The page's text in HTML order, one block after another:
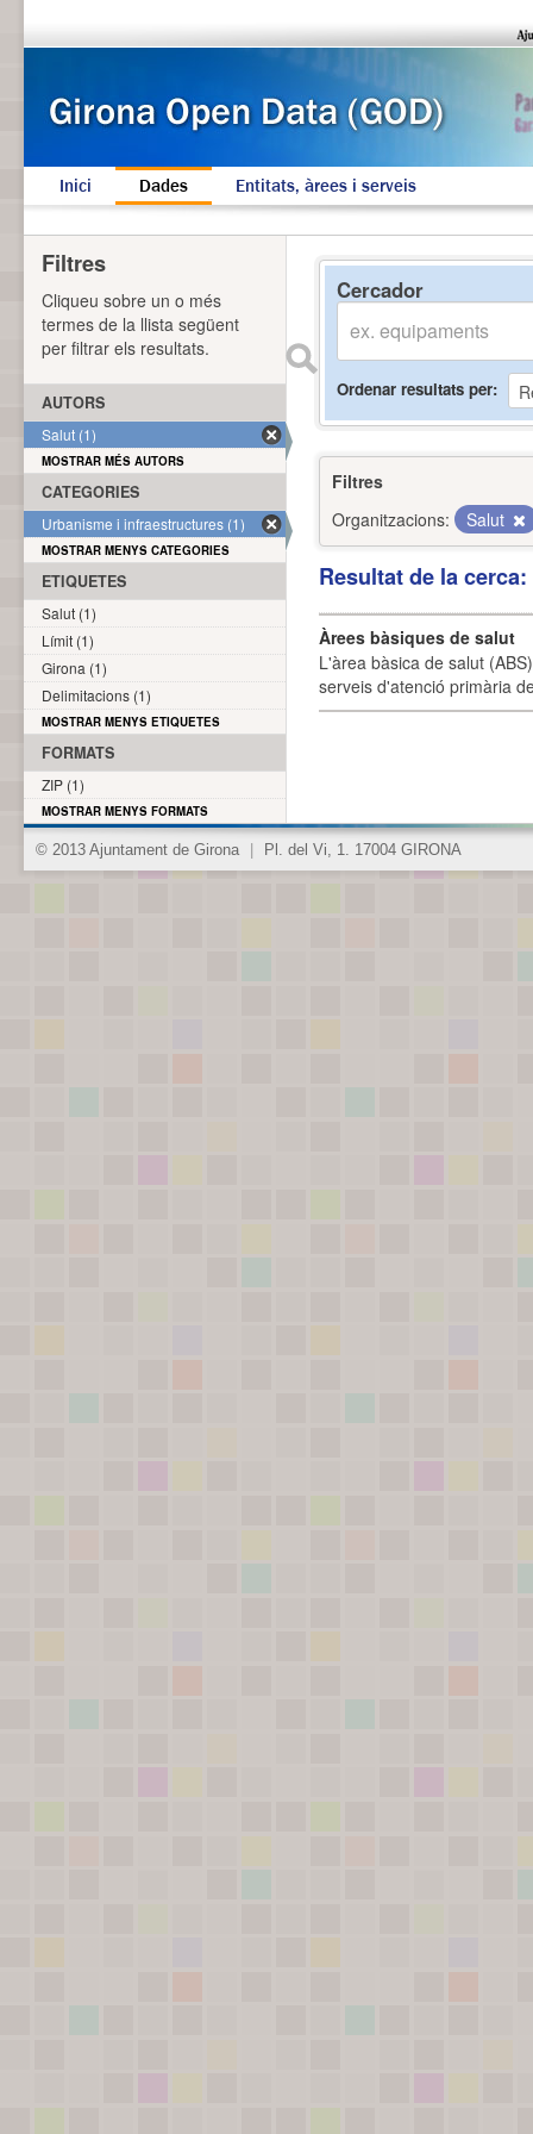
Inici Dades Entitats, àrees i serveis
Cercador
Ordenar resultats per
Filtres
Organitzacions:
Salut
Resultat de la
Àrees bàsiques de salut
L'àrea bàsica de salut
serveis d'atenció primària
Filtres
Cliqueu sobre un o més
termes de la llista següent
per filtrar els resultats.
AUTORS
Salut (1)
MOSTRAR MÉS AUTORS
CATEGORIES
Urbanisme i infraestructures (1)
MOSTRAR MENYS CATEGORIES
ETIQUETES
Salut (1)
Límit (1)
Girona (1)
Delimitacions (1)
MOSTRAR MENYS ETIQUETES
FORMATS
ZIP (1)
MOSTRAR MENYS FORMATS
© 2013 Ajuntament de Girona Pl. del Vi, 1. 17004 GIRONA